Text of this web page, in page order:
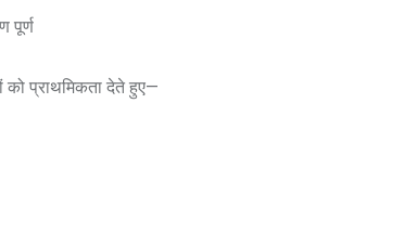
पूर्ण
प्राथमिकता देते हुए—